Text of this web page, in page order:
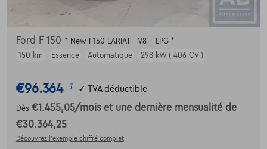
Ford F 150 * New F150 LARIAT - V8 + LPG *
150 km
Essence Automatique 298 kW ( 406 CV )
€96.364 1 ✓ TVA déductible
Dès €1.455,05/mois et une dernière mensualité de
€30.364,25
Découvrez l’exemple chiffré complet